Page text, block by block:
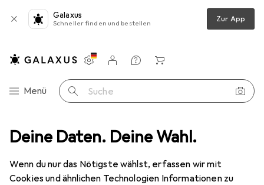
Deine Daten. Deine Wahl.
Wenn du nur das Nötigste wählst, erfassen wir mit
Cookies und ähnlichen Technologien Informationen zu
Galaxus
Schneller finden und bestellen Zur App
Navigation nach Kategorien
Menü Suche
Einstellungen
Kundenkonto
Vergleichslisten
Merklisten
Warenkorb
Schutz Smartphone Hülle Noreve Lederschutzhülle Wallet